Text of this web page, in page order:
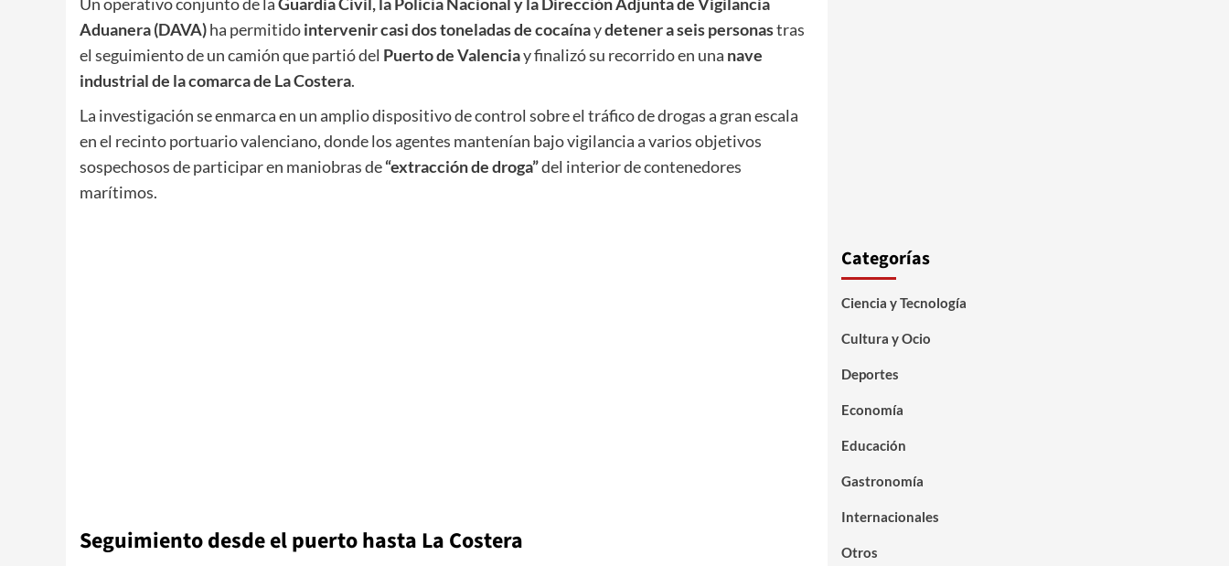
Aduanera (DAVA)ha permitidointervenir casi dos toneladas de cocaínaydetener a seis personastras
el seguimiento de un camión que partió del Puerto de Valenciay finalizó su recorrido en una nave
industrial de la comarca de La Costera.
La investigación se enmarca en un amplio dispositivo de control sobre el tráfico de drogas a gran escala
en el recinto portuario valenciano, donde los agentes mantenían bajo vigilancia a varios objetivos
sospechosos de participar en maniobras de“extracción de droga”del interior de contenedores
marítimos.
Seguimiento desde el puerto hasta La Costera
Categorías
Ciencia y Tecnología
Cultura y Ocio
Deportes
Economía
Educación
Gastronomía
Internacionales
Otros